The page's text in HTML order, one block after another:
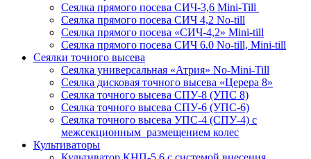
Сеялка прямого посева СИЧ-3,6 Mini-Till
Сеялка прямого посева СИЧ 4,2 No-till
Сеялка прямого посева «СИЧ-4,2» Mini-till
Сеялка прямого посева СИЧ 6.0 No-till, Mini-till
Сеялки точного высева
Сеялка универсальная «Атрия» No-Mini-Till
Сеялка дисковая точного высева «Церера 8»
Сеялка точного высева СПУ-8 (УПС 8)
Сеялка точного высева СПУ-6 (УПС-6)
Сеялка точного высева УПС-4 (СПУ-4) с
межсекционным размещением колес
Культиваторы